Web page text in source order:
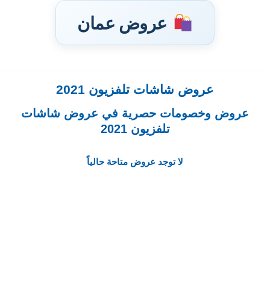
عروض عمان
إلى
عروض شاشات تلفزيون 2021
عروض وخصومات حصرية في عروض شاشات
تلفزيون 2021
لا توجد عروض متاحة حالياً